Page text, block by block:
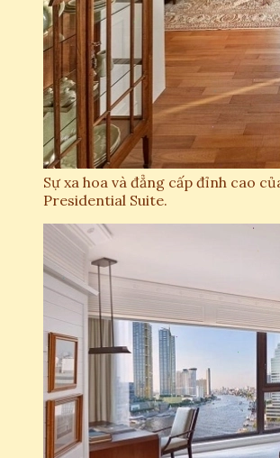
Sự xa hoa và đẳng cấp đỉnh cao
Presidential Suite.